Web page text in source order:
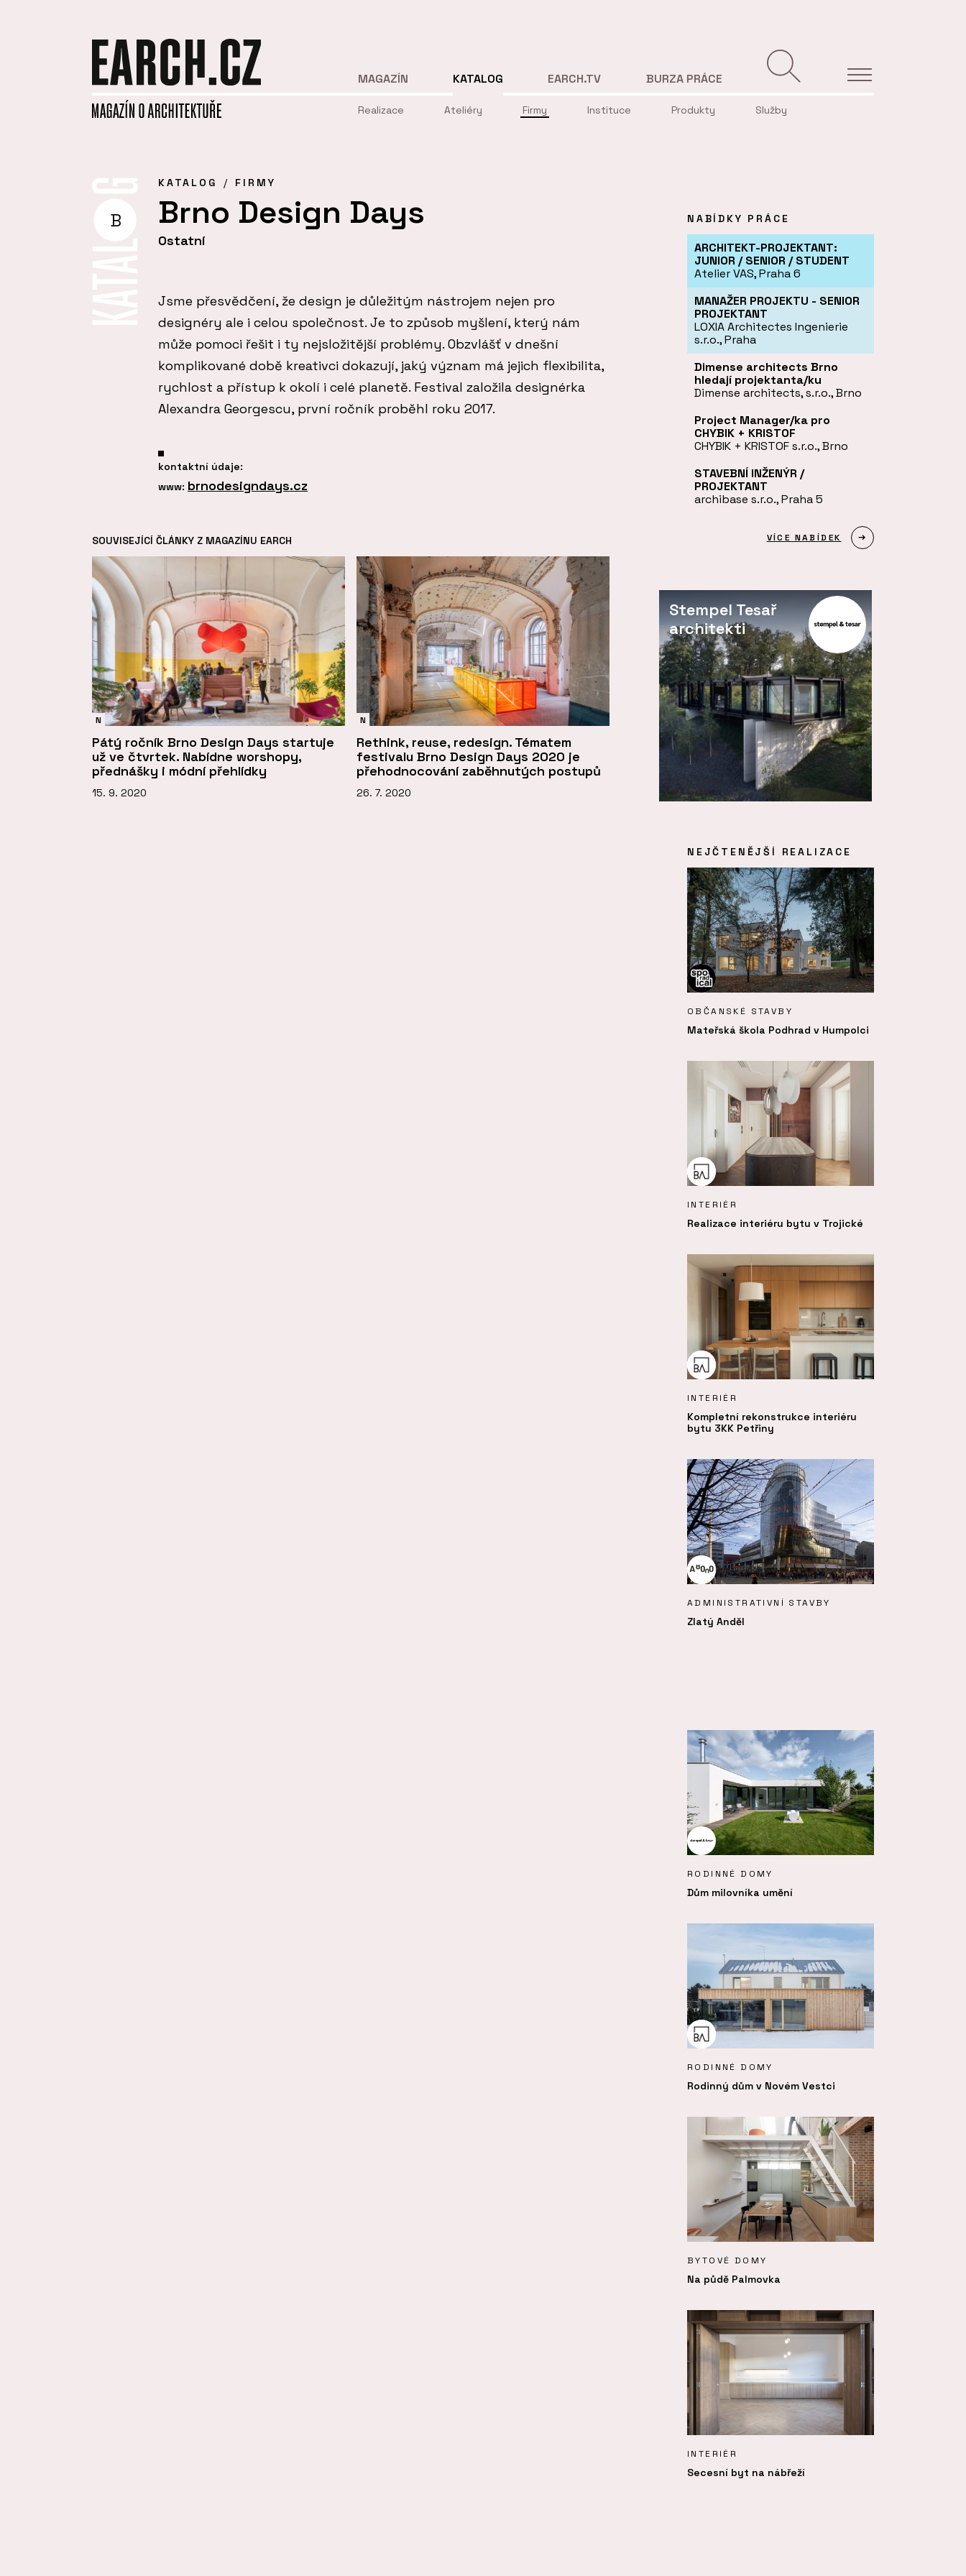
MAGAZÍN KATALOG
Realizace Ateliéry Firmy Instituce Produkty Služby
EARCH.TV BURZA PRÁCE
B
KATALOG FIRMY
Brno Design Days
Ostatní
Jsme přesvědčení, že design je důležitým nástrojem nejen pro
designéry ale i celou společnost. Je to způsob myšlení, který nám
může pomoci řešit i ty nejsložitější problémy. Obzvlášť v dnešní
komplikované době kreativci dokazují, jaký význam má jejich flexibilita,
rychlost a přístup k okolí i celé planetě. Festival založila designérka
Alexandra Georgescu, první ročník proběhl roku 2017.
kontaktní údaje:
www: brnodesigndays.cz
SOUVISEJÍCÍ ČLÁNKY Z MAGAZÍNU EARCH
N
Pátý ročník Brno Design Days startuje
už ve čtvrtek. Nabídne worshopy,
přednášky i módní přehlídky
15. 9. 2020
N
Rethink, reuse, redesign. Tématem
festivalu Brno Design Days 2020 je
přehodnocování zaběhnutých postupů
26. 7. 2020
NABÍDKY PRÁCE
ARCHITEKT-PROJEKTANT:
JUNIOR / SENIOR / STUDENT
Atelier VAS, Praha 6
MANAŽER PROJEKTU - SENIOR
PROJEKTANT
LOXIA Architectes Ingenierie
s.r.o., Praha
Dimense architects Brno
hledají projektanta/ku
Dimense architects, s.r.o., Brno
Project Manager/ka pro
CHYBIK + KRISTOF
CHYBIK + KRISTOF s.r.o., Brno
STAVEBNÍ INŽENÝR /
PROJEKTANT
archibase s.r.o., Praha 5
VÍCE NABÍDEK
Stempel Tesař
architekti
NEJČTENĚJŠÍ REALIZACE
OBČANSKÉ STAVBY
Mateřská škola Podhrad v Humpolci
INTERIÉR
Realizace interiéru bytu v Trojické
INTERIÉR
Kompletní rekonstrukce interiéru
bytu 3KK Petřiny
ADMINISTRATIVNÍ STAVBY
Zlatý Anděl
RODINNÉ DOMY
Dům milovníka umění
RODINNÉ DOMY
Rodinný dům v Novém Vestci
BYTOVÉ DOMY
Na půdě Palmovka
INTERIÉR
Secesní byt na nábřeží